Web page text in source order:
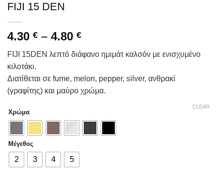
FIJI 15 DEN
4.30 € – 4.80 €
FIJI 15DEN λεπτό διάφανο ημιμάτ καλσόν με ενισχυμένο
κιλοτάκι.
Διατίθεται σε fume, melon, pepper, silver, ανθρακί
(γραφίτης) και μαύρο χρώμα.
Χρώμα
Μέγεθος
2 3 4 5
CLEAR